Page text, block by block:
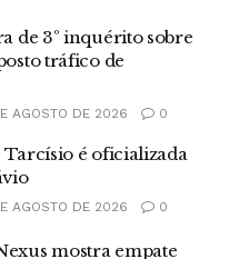
de 3º inquérito sobre
tráfico de
AGOSTO DE 2026 0
é oficializada
AGOSTO DE 2026 0
mostra empate